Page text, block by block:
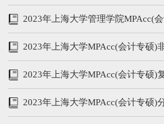
录取情况分析
2023年上海大学管理学院MPAcc(
215/102/51
2023年上海大学MPAcc(会计专硕)
2023年上海大学MPAcc(会计专硕)
2023年上海大学MPAcc(会计专硕)